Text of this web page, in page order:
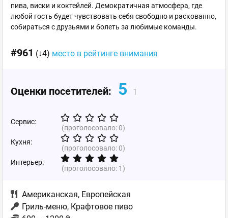
пива, виски и коктейлей. Демократичная атмосфера, где
любой гость будет чувствовать себя свободно и раскованно,
собираться с друзьями и болеть за любимые команды.
#961 (↓4) место в рейтинге внимания
Оценки посетителей: 5 1
Сервис:
(проголосовало:0)
Кухня:
(проголосовало:0)
Интерьер:
(проголосовало: 1)
Американская, Европейская
Гриль-меню, Крафтовое пиво